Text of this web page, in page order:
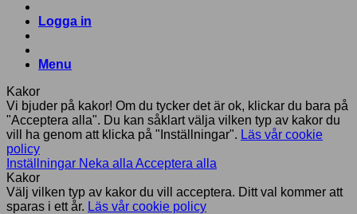
Logga in
Menu
Kakor
Vi bjuder på kakor! Om du tycker det är ok, klickar du bara på
"Acceptera alla". Du kan såklart välja vilken typ av kakor du
vill ha genom att klicka på "Inställningar". Läs vår cookie
policy
Inställningar Neka alla Acceptera alla
Kakor
Välj vilken typ av kakor du vill acceptera. Ditt val kommer att
sparas i ett år. Läs vår cookie policy